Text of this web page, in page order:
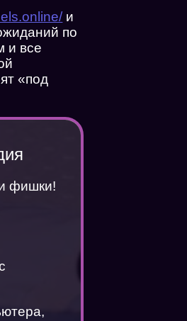
и
по
и все
«под
фишки!